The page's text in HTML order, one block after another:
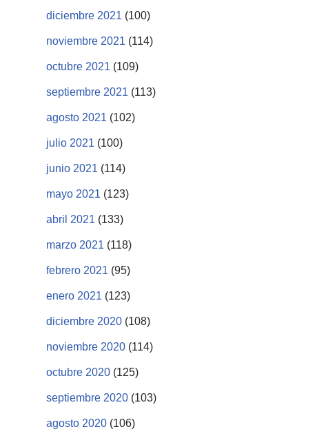
diciembre 2021 (100)
noviembre 2021 (114)
octubre 2021 (109)
septiembre 2021 (113)
agosto 2021 (102)
julio 2021 (100)
junio 2021 (114)
mayo 2021 (123)
abril 2021 (133)
marzo 2021 (118)
febrero 2021 (95)
enero 2021 (123)
diciembre 2020 (108)
noviembre 2020 (114)
octubre 2020 (125)
septiembre 2020 (103)
agosto 2020 (106)